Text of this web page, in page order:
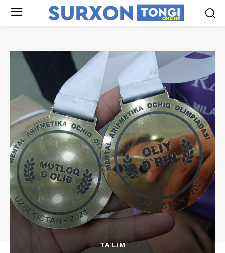
TA'LIM